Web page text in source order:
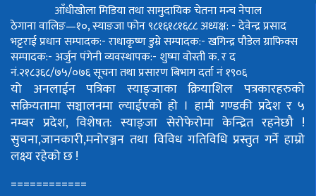
आँधीखोला मिडिया तथा सामुदायिक चेतना मन्च नेपाल
ठेगाना वालिङ—१०, स्याङजा फोन ९८१६१८१६८८अध्यक्ष: - देवेन्द्र प्रसाद
भट्टराईप्रधान सम्पादक:- राधाकृष्ण डुम्रेसम्पादक:- खगिन्द्र पौडेलग्राफिक्स
सम्पादक:- अर्जुन पंगेनीव्यवस्थापक:- शुष्मा वोस्तीक. र द
नं.२१८३६८/७५/०७६सूचना तथा प्रसारण बिभाग दर्ता नं १९०६
यो अनलाईन पत्रिका स्याङ्जाका क्रियाशिल पत्रकारहरुको
सक्रियतामा सञ्चालनमा ल्याईएको हो । हामी गण्डकी प्रदेश र ५
नम्बर प्रदेश, विशेषत: स्याङ्जा सेरोफेरोमा केन्द्रित रहनेछौ !
सुचना,जानकारी,मनोरञ्जन तथा विविध गतिविधि प्रस्तुत गर्ने हाम्रो
लक्ष्य रहेको छ !
============